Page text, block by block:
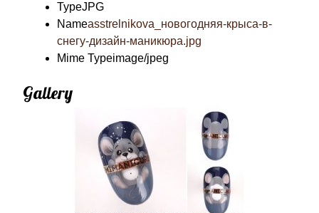
TypeJPG
Nameasstrelnikova_новогодняя-крыса-в-
снегу-дизайн-маникюра.jpg
Mime Typeimage/jpeg
Gallery